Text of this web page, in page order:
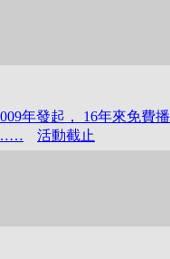
年發起， 16年來免費播
……
活動截止